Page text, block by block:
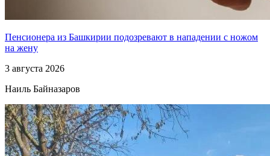
Пенсионера из Башкирии подозревают в нападении с ножом
на жену
3 августа 2026
Наиль Байназаров